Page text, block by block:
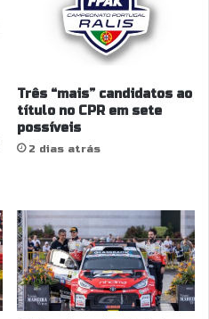
Três “mais” candidatos ao
título no CPR em sete
possíveis
2 dias atrás